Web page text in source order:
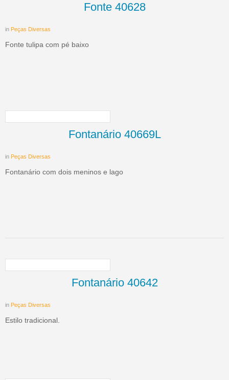
Fonte 40628
in Peças Diversas
Fonte tulipa com pé baixo
Fontanário 40669L
in Peças Diversas
Fontanário com dois meninos e lago
Fontanário 40642
in Peças Diversas
Estilo tradicional.